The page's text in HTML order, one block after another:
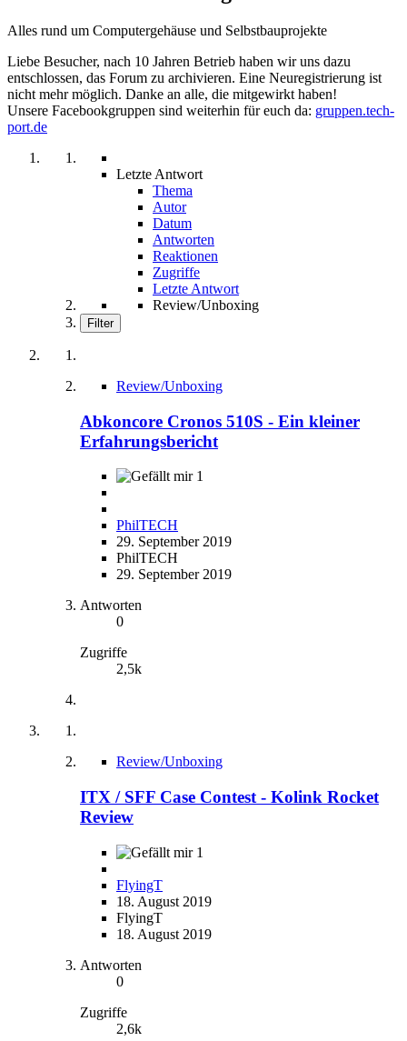
Alles rund um Computergehäuse und Selbstbauprojekte
Liebe Besucher, nach 10 Jahren Betrieb haben wir uns dazu
entschlossen, das Forum zu archivieren. Eine Neuregistrierung ist
nicht mehr möglich. Danke an alle, die mitgewirkt haben!
Unsere Facebookgruppen sind weiterhin für euch da: gruppen.tech-
port.de
Letzte Antwort
Thema
Autor
Datum
Antworten
Reaktionen
Zugriffe
Letzte Antwort
Review/Unboxing
Filter
Review/Unboxing
Abkoncore Cronos 510S - Ein kleiner
Erfahrungsbericht
1
PhilTECH
29. September 2019
PhilTECH
29. September 2019
Antworten
0
Zugriffe
2,5k
Review/Unboxing
ITX / SFF Case Contest - Kolink Rocket
Review
1
FlyingT
18. August 2019
FlyingT
18. August 2019
Antworten
0
Zugriffe
2,6k